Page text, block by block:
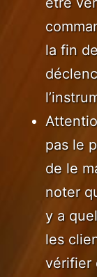
la fin
pas le
de le
noter
y a
les
vérifier